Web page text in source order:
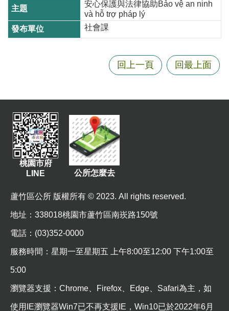
料
回
首
導
市
政
信
見
問
桃
園
市
政
府
安心保護與法律協助Bảo vệ an ninh
và hỗ trợ pháp lý
社會課
回上一頁 回最上面
桃園市府
LINE
公所怎麼去
蘆竹區公所 版權所有 © 2023. All rights reserved.
地址 ：338018桃園市蘆竹區南崁路150號
電話：(03)352-0000
服務時間：星期一至星期五 上午8:00至12:00 下午1:00至
5:00
瀏覽器支援：Chrome、Firefox、Edge、Safari為主，如
使用IE瀏覽器Win7已不再支援IE，Win10已於2022年6月